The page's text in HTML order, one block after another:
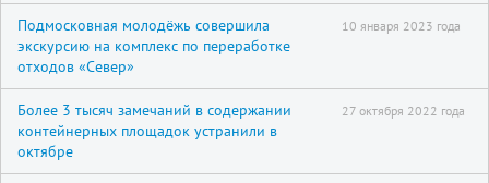
Подмосковная молодёжь совершила
экскурсию на комплекс по переработке
отходов «Север»
10 января 2023 года
Более 3 тысяч замечаний в содержании
контейнерных площадок устранили в
октябре
27 октября 2022 года